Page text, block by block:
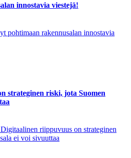
innostavia viestejä!
pohtimaan rakennusalan innostavia
strateginen riski, jota Suomen
riippuvuus on strateginen
ei voi sivuuttaa